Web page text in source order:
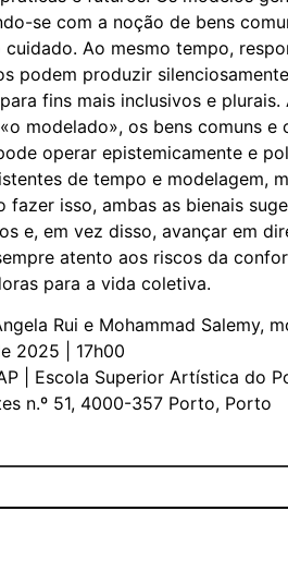
se com a noção de bens
Ao mesmo tempo,
podem produzir
fins mais inclusivos e
modelado», os bens comuns
operar epistemicamente e
de tempo e modelagem,
fazer isso, ambas as bienais
e, em vez disso, avançar em
atento aos riscos da
para a vida coletiva.
Rui e Mohammad Salemy,
2025 | 17h00
| Escola Superior Artística do
n.º 51, 4000-357 Porto, Porto